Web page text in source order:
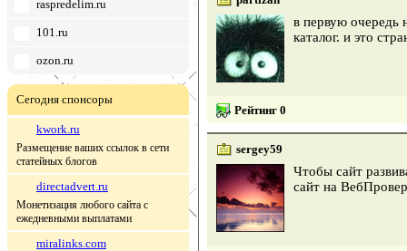
raspredelim.ru
101.ru
ozon.ru
Сегодня спонсоры
kwork.ru
Размещение ваших ссылок в сети
статейных блогов
directadvert.ru
Монетизация любого сайта с
ежедневными выплатами
miralinks.com
в первую очередь
каталог. и это
Рейтинг 0
sergey59
Чтобы сайт
сайт на